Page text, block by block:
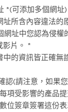
*(可添加多個網址)
址所含內容違法
網址中您認為侵
影片。 *
中的資訊皆正確
認(請注意，如果
項受影響的產品
位簽章簽署這份